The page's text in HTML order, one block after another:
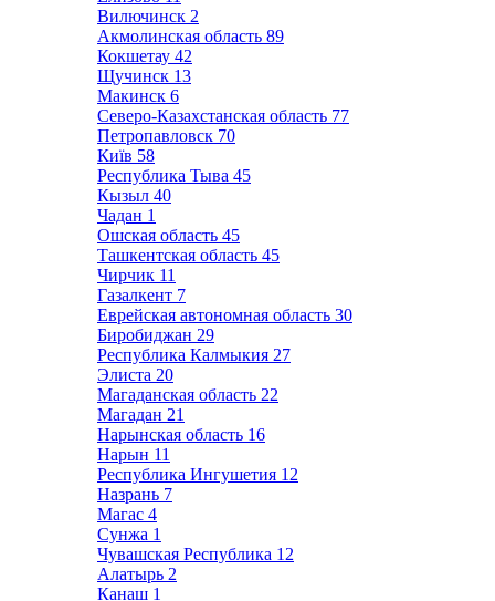
Вилючинск 2
Акмолинская область 89
Кокшетау 42
Щучинск 13
Макинск 6
Северо-Казахстанская область 77
Петропавловск 70
Київ 58
Республика Тыва 45
Кызыл 40
Чадан 1
Ошская область 45
Ташкентская область 45
Чирчик 11
Газалкент 7
Еврейская автономная область 30
Биробиджан 29
Республика Калмыкия 27
Элиста 20
Магаданская область 22
Магадан 21
Нарынская область 16
Нарын 11
Республика Ингушетия 12
Назрань 7
Магас 4
Сунжа 1
Чувашская Республика 12
Алатырь 2
Канаш 1